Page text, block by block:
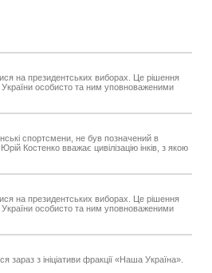
на президентських виборах. Це рішення
України особисто та ним уповноваженими
спортсмени, не був позначений в
Костенко вважає цивілізацію інків, з якою
на президентських виборах. Це рішення
України особисто та ним уповноваженими
з ініціативи фракції «Наша Україна».